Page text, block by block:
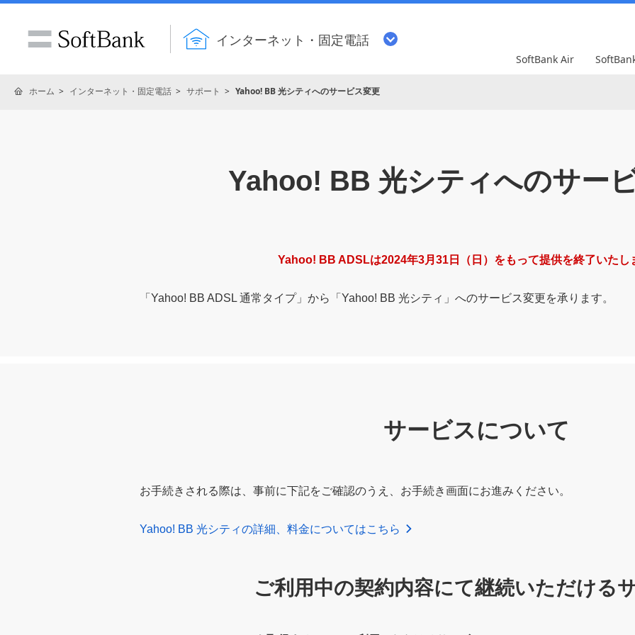
インターネット・固定電話
SoftBank Air
ホーム インターネット・固定電話 サポート Yahoo! BB 光シティへのサービス変更
Yahoo! BB 光シティへのサー
Yahoo! BB ADSLは2024年3月31日（日）をもって提供を終了いたし
「Yahoo! BB ADSL 通常タイプ」から「Yahoo! BB 光シティ」へのサービス変更を承ります。
サービスについて
お手続きされる際は、事前に下記をご確認のうえ、お手続き画面にお進みください。
Yahoo! BB 光シティの詳細、料金についてはこちら
ご利用中の契約内容にて継続いただける